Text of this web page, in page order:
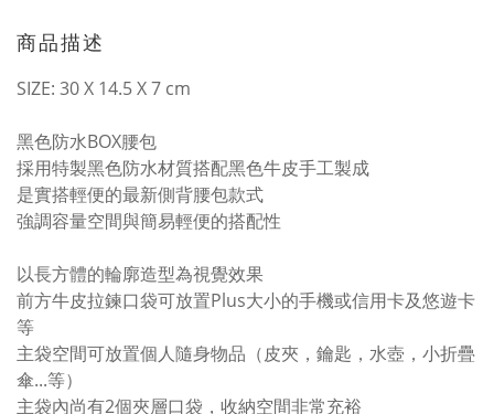
商品描述
SIZE: 30 X 14.5 X 7 cm
黑色防水BOX腰包
採用特製黑色防水材質搭配黑色牛皮手工製成
是實搭輕便的最新側背腰包款式
強調容量空間與簡易輕便的搭配性
以長方體的輪廓造型為視覺效果
前方牛皮拉鍊口袋可放置Plus大小的手機或信用卡及悠遊卡
等
主袋空間可放置個人隨身物品（皮夾，鑰匙，水壺，小折疊
傘...等）
主袋內尚有2個夾層口袋，收納空間非常充裕